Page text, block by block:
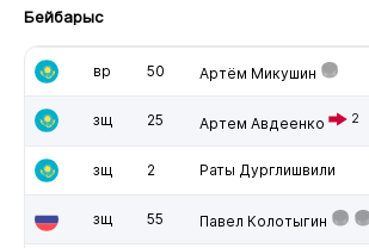
Бейбарыс
вр 50 Артём Микушин
зщ 25 Артем Авдеенко 2
зщ 2 Раты Дурглишвили
зщ 55 Павел Колотыгин